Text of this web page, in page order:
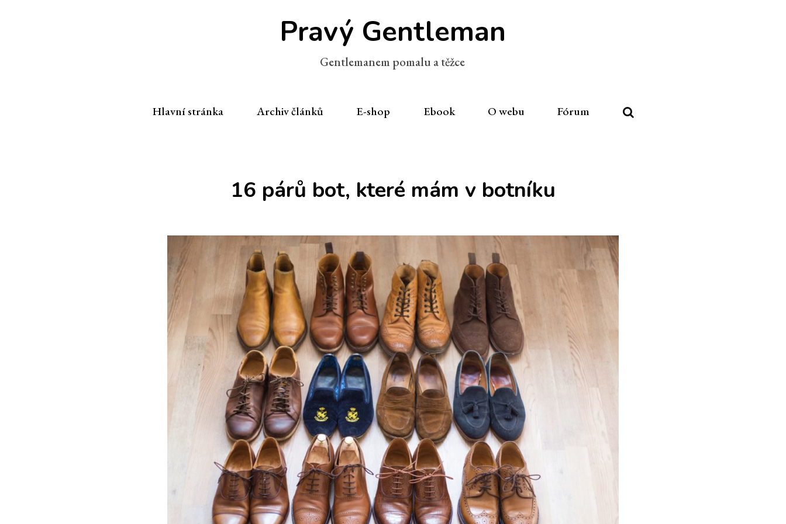
Pravý Gentleman
Gentlemanem pomalu a těžce
Hlavní stránka Archiv článků E-shop Ebook O webu Fórum
16 párů bot, které mám v botníku